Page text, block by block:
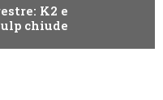
K2 e
chiude